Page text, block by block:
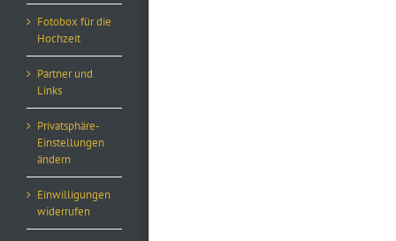
Fotobox für die
Hochzeit
Partner und
Links
Privatsphäre-
Einstellungen
ändern
Einwilligungen
widerrufen